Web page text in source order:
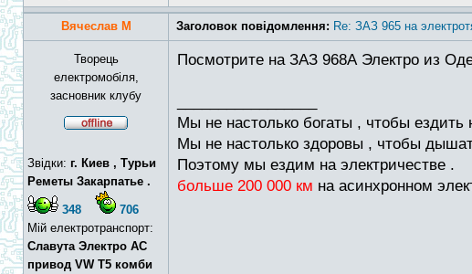
Вячеслав М Заголовок повідомлення: Re: ЗАЗ 965 на
Творець
електромобіля,
засновник клубу
Звідки: г. Киев , Турьи
Реметы Закарпатье .
348
706
Мій електротранспорт:
Славута Электро АС
привод VW T5 комби
Посмотрите на ЗАЗ 968А Электро из
Мы не настолько богаты , чтобы ездить
Мы не настолько здоровы , чтобы
Поэтому мы ездим на электричестве .
больше 200 000 км на асинхронном